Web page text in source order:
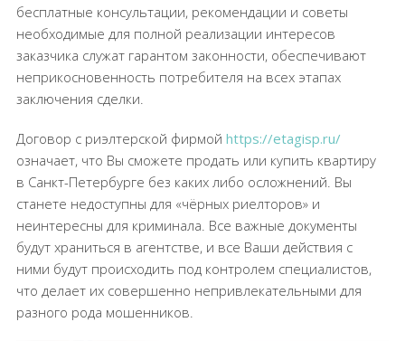
бесплатные консультации, рекомендации и советы
необходимые для полной реализации интересов
заказчика служат гарантом законности, обеспечивают
неприкосновенность потребителя на всех этапах
заключения сделки.
Договор с риэлтерской фирмой https://etagisp.ru/
означает, что Вы сможете продать или купить квартиру
в Санкт-Петербурге без каких либо осложнений. Вы
станете недоступны для «чёрных риелторов» и
неинтересны для криминала. Все важные документы
будут храниться в агентстве, и все Ваши действия с
ними будут происходить под контролем специалистов,
что делает их совершенно непривлекательными для
разного рода мошенников.